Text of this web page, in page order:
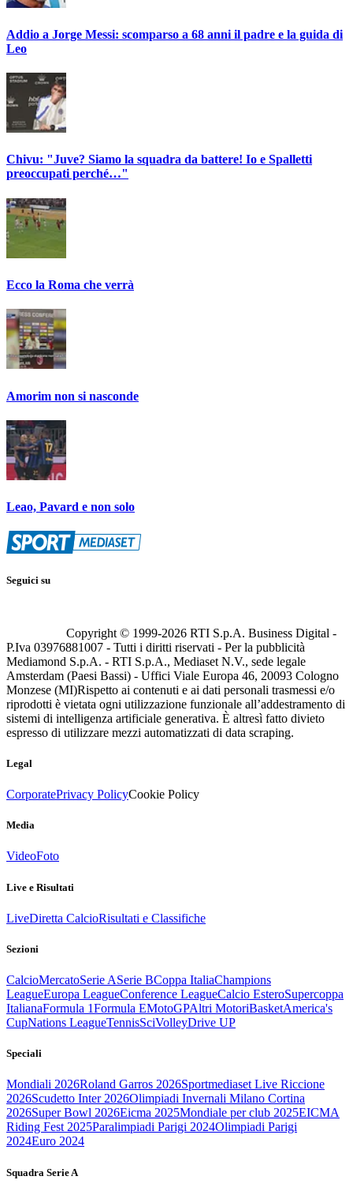
Addio a Jorge Messi: scomparso a 68 anni il padre e la guida di
Leo
Chivu: "Juve? Siamo la squadra da battere! Io e Spalletti
preoccupati perché…"
Ecco la Roma che verrà
Amorim non si nasconde
Leao, Pavard e non solo
Seguici su
Copyright © 1999-2026 RTI S.p.A. Business Digital -
P.Iva 03976881007 - Tutti i diritti riservati - Per la pubblicità
Mediamond S.p.A. - RTI S.p.A., Mediaset N.V., sede legale
Amsterdam (Paesi Bassi) - Uffici Viale Europa 46, 20093 Cologno
Monzese (MI)Rispetto ai contenuti e ai dati personali trasmessi e/o
riprodotti è vietata ogni utilizzazione funzionale all’addestramento di
sistemi di intelligenza artificiale generativa. È altresì fatto divieto
espresso di utilizzare mezzi automatizzati di data scraping.
Legal
CorporatePrivacy PolicyCookie Policy
Media
VideoFoto
Live e Risultati
LiveDiretta CalcioRisultati e Classifiche
Sezioni
CalcioMercatoSerie ASerie BCoppa ItaliaChampions
LeagueEuropa LeagueConference LeagueCalcio EsteroSupercoppa
ItalianaFormula 1Formula EMotoGPAltri MotoriBasketAmerica's
CupNations LeagueTennisSciVolleyDrive UP
Speciali
Mondiali 2026Roland Garros 2026Sportmediaset Live Riccione
2026Scudetto Inter 2026Olimpiadi Invernali Milano Cortina
2026Super Bowl 2026Eicma 2025Mondiale per club 2025EICMA
Riding Fest 2025Paralimpiadi Parigi 2024Olimpiadi Parigi
2024Euro 2024
Squadra Serie A